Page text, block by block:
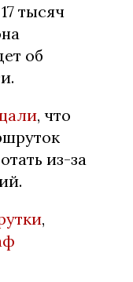
тысяч
об
, что
из-за
,